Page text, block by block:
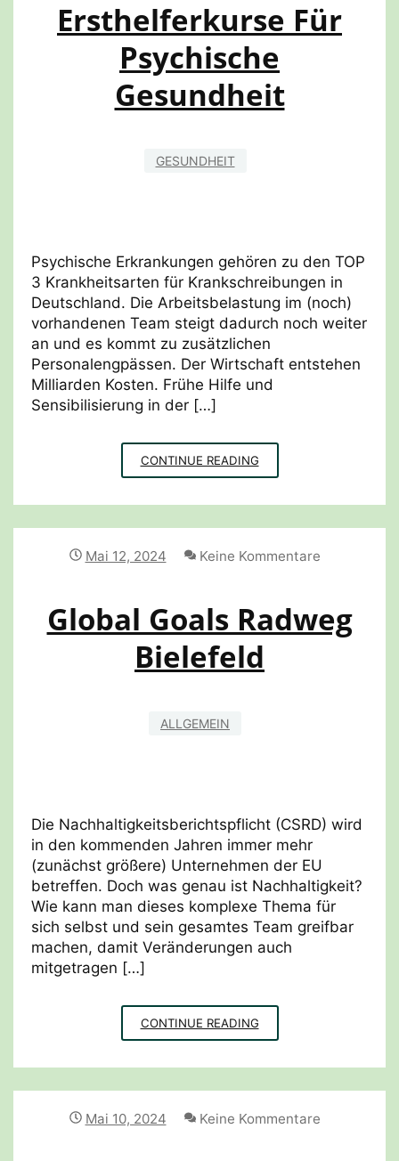
Ersthelferkurse Für
Psychische
Gesundheit
GESUNDHEIT
Psychische Erkrankungen gehören zu den TOP
3 Krankheitsarten für Krankschreibungen in
Deutschland. Die Arbeitsbelastung im (noch)
vorhandenen Team steigt dadurch noch weiter
an und es kommt zu zusätzlichen
Personalengpässen. Der Wirtschaft entstehen
Milliarden Kosten. Frühe Hilfe und
Sensibilisierung in der […]
CONTINUE READINGERSTHELFERKURSE
FÜR
GESUNDHEIT
Mai 12, 2024 Keine Kommentare
Global Goals Radweg
Bielefeld
ALLGEMEIN
Die Nachhaltigkeitsberichtspflicht (CSRD) wird
in den kommenden Jahren immer mehr
(zunächst größere) Unternehmen der EU
betreffen. Doch was genau ist Nachhaltigkeit?
Wie kann man dieses komplexe Thema für
sich selbst und sein gesamtes Team greifbar
machen, damit Veränderungen auch
mitgetragen […]
CONTINUE READINGGLOBAL
GOALS
BIELEFELD
Mai 10, 2024 Keine Kommentare